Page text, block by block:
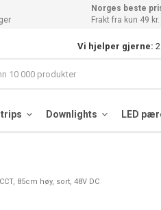
Norges beste
Frakt fra kun 49 kr.
Vi hjelper gjerne:
Downlights LED
85cm høy, sort, 48V DC